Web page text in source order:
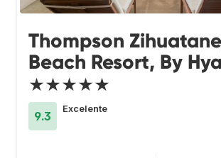
Thompson
Beach Resort, By
★★★★★
9.3
Excelente